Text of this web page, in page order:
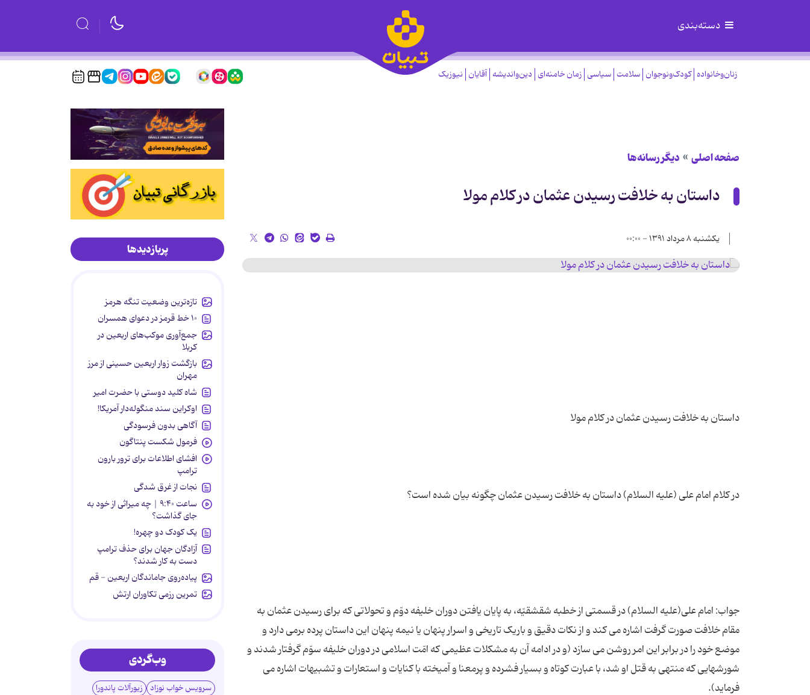
دسته‌بندی
زنان‌وخانواده کودک‌ونوجوان سلامت سیاسی زمان خامنه‌ای دین‌واندیشه آقایان نیوزیک
صفحه اصلی دیگر رسانه‌ها
داستان به خلافت رسیدن عثمان در کلام مولا
یکشنبه ۸ مرداد ۱۳۹۱ - ۰۰:۰۰
جواب: امام علی(علیه السلام) در قسمتی از خطبه شقشقیّه، به پایان یافتن دوران خلیفه دوّم و تحولاتى که براى رسیدن عثمان به
مقام خلافت صورت گرفت اشاره مى کند و از نکات دقیق و باریک تاریخى و اسرار پنهان یا نیمه پنهان این داستان پرده برمى دارد و
موضع خود را در برابر این امر روشن مى سازد (و در ادامه آن به مشکلات عظیمى که امّت اسلامى در دوران خلیفه سوّم گرفتار شدند و
شورشهایى که منتهى به قتل او شد، با عبارت کوتاه و بسیار فشرده و پرمعنا و آمیخته با کنایات و استعارات و تشبیهات اشاره مى
پربازدیدها
تازه‌ترین وضعیت تنگه هرمز
۱۰ خط قرمز در دعوای همسران
جمع‌آوری موکب‌های اربعین در
کربلا
بازگشت زوار اربعین حسینی از مرز
مهران
شاه کلید دوستی با حضرت امیر
اوکراین سند منگوله‌دار آمریکا!
آگاهی بدون فرسودگی
فرمول شکست پنتاگون
افشای اطلاعات برای ترور بارون
ترامپ
نجات از غرق شدگی
ساعت ۹:۴۰ | چه میراثی از خود به
جای گذاشت؟
یک کودک دو چهره!
آزادگان جهان برای حذف ترامپ
دست به کار شدند؟
پیاده‌روی جاماندگان اربعین - قم
تمرین رزمی تکاوران ارتش
وب‌گردی
سرویس خواب نوزاد زیورآلات پاندورا